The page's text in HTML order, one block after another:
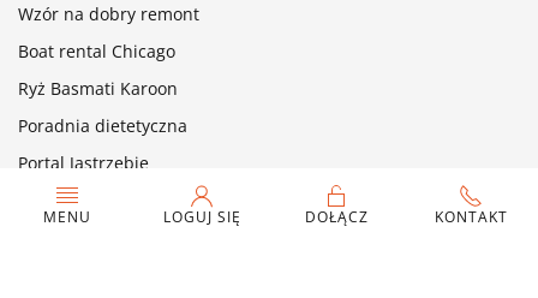
MENU LOGUJ SIĘ DOŁĄCZ KONTAKT
Wzór na dobry remont
Boat rental Chicago
Ryż Basmati Karoon
Poradnia dietetyczna
Portal Jastrzębie
Twój link od 100 zł/msc